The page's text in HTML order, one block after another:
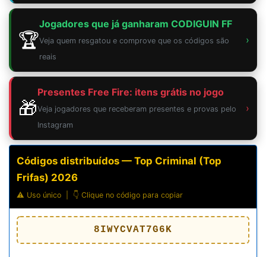
🏆
Jogadores que já ganharam CODIGUIN FF
Veja quem resgatou e comprove que os códigos são
reais
›
🎁
Presentes Free Fire: itens grátis no jogo
Veja jogadores que receberam presentes e provas pelo
Instagram
›
Códigos distribuídos — Top Criminal (Top
Frifas) 2026
⚠️ Uso único | 👇 Clique no código para copiar
8IWYCVAT7G6K